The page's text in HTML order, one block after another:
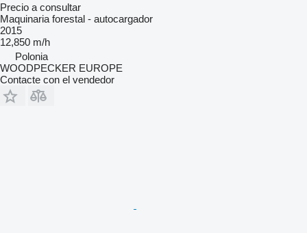
Precio a consultar
Maquinaria forestal - autocargador
2015
12,850 m/h
Polonia
WOODPECKER EUROPE
Contacte con el vendedor